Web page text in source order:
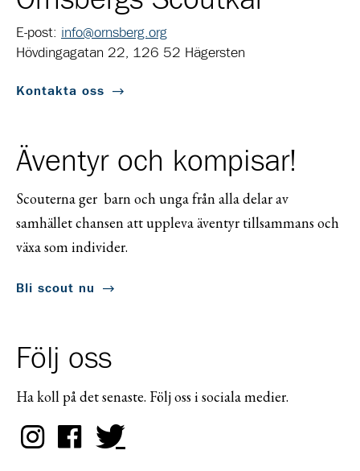
E-post: info@ornsberg.org
Hövdingagatan 22, 126 52 Hägersten
Kontakta oss
Äventyr och kompisar!
Scouterna ger barn och unga från alla delar av
samhället chansen att uppleva äventyr tillsammans och
växa som individer.
Bli scout nu
Följ oss
Ha koll på det senaste. Följ oss i sociala medier.